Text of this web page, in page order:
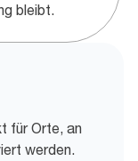
bleibt.
für Orte, an
werden.